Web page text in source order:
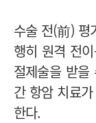
수술 전(前) 평
행히 원격 전
절제술을 받
간 항암 치료
한다.